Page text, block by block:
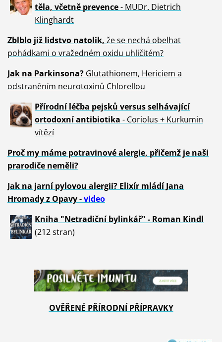
těla, včetně prevence- MUDr. Dietrich
Klinghardt
Zblblo již lidstvo natolik, že se nechá obelhat
pohádkami o vražedném oxidu uhličitém?
Jak na Parkinsona?Glutathionem, Hericiem a
odstraněním neurotoxinů Chlorellou
Přírodní léčba pejsků versus selhávající
ortodoxní antibiotika - Coriolus + Kurkumin
vítězí
Proč my máme potravinové alergie, přičemž je naši
prarodiče neměli?
Jak na jarní pylovou alergii? Elixír mládí Jana
Hromady z Opavy -video
Kniha "Netradiční bylinkář" - Roman Kindl
(212 stran)
OVĚŘENÉ PŘÍRODNÍ PŘÍPRAVKY